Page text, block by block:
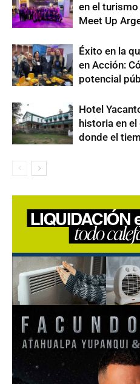
en el
Meet Up
Éxito en la
en Acción:
potencial
Hotel
historia en
donde el